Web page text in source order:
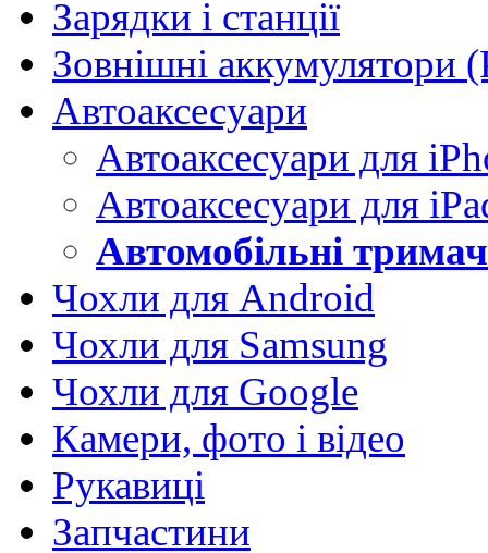
Зарядки і станції
Зовнішні аккумулятори
Автоаксесуари
Автоаксеcуари для
Автоаксесуари для
Автомобільні
Чохли для Android
Чохли для Samsung
Чохли для Google
Камери, фото і відео
Рукавиці
Запчастини